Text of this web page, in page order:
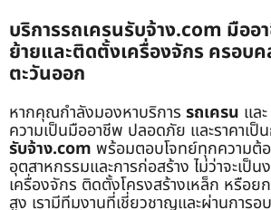
บริการรถเครนรับจ้าง.com มืออ
ย้ายและติดตั้งเครื่องจักร ครอบ
ตะวันออก
หากคุณกำลังมองหาบริการ รถเครน และ
ความเป็นมืออาชีพ ปลอดภัย และราคาเป็
รับจ้าง.com พร้อมตอบโจทย์ทุกความต้
อุตสาหกรรมและการก่อสร้าง ไม่ว่าจะเป็
เครื่องจักร ติดตั้งโครงสร้างเหล็ก หรือ
สูง เรามีทีมงานที่เชี่ยวชาญและผ่านการอ